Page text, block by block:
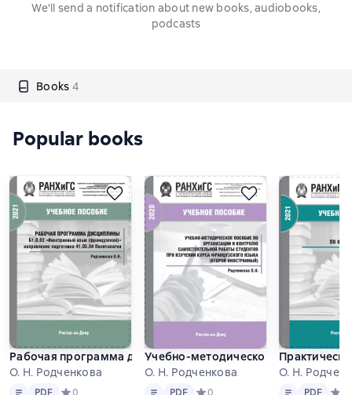
We'll send a notification about new books, audiobooks,
podcasts
Books 4
Popular books
Рабочая программа дисциплины Б1.0.02 «Иностранный
О. Н. Родченкова
Text PDF
Учебно-методическое пособие по
О. Н. Родченкова
Text PDF
О. Н.
Text PDF